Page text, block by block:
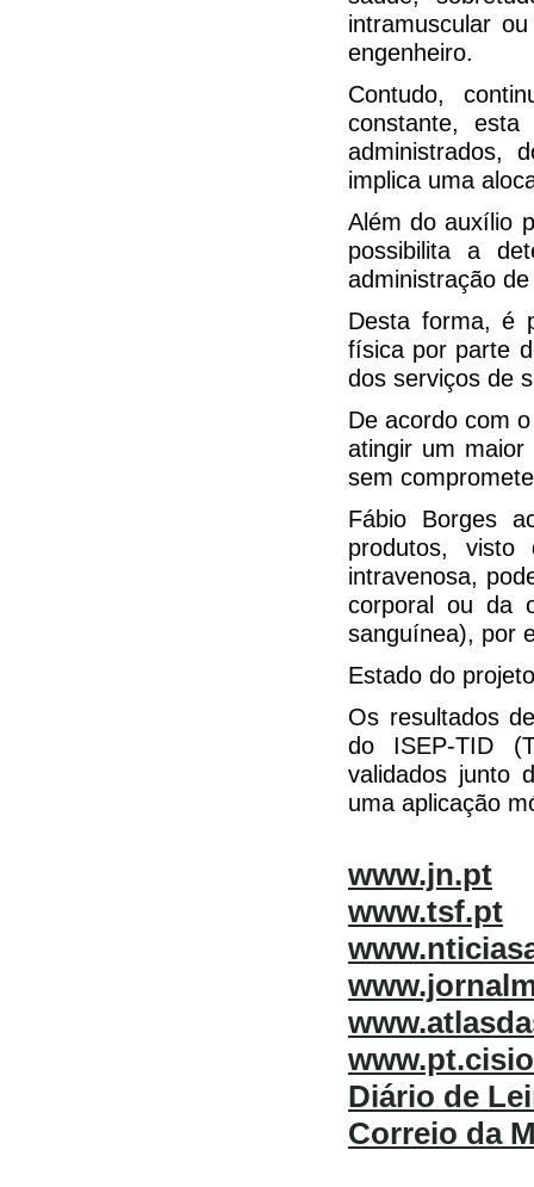
intramuscular
engenheiro.
Contudo,
constante, esta
administrados,
implica uma
Além do auxílio
possibilita a
administração
Desta forma, é
física por parte
dos serviços de
De acordo com
atingir um
sem
Fábio Borges
produtos,
intravenosa,
corporal ou da
sanguínea), por
Estado do projeto
Os resultados
do ISEP-TID
validados junto
uma aplicação
www.jn.pt
www.tsf.pt
Diário de
Correio da